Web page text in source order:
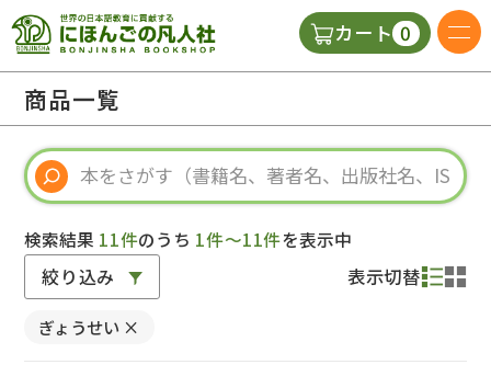
カート 0
視聴覚・補助教材
教師用参考書
商品一覧
検索結果 11件のうち 1件～11件を表示中
絞り込み 表示切替
ぎょうせい ×